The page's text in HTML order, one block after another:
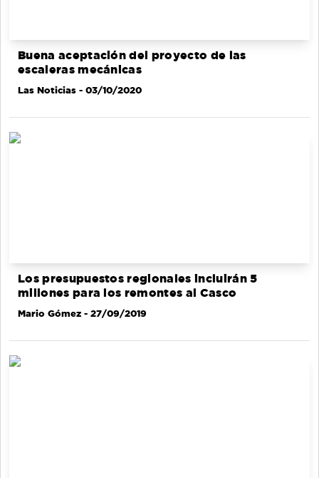
Buena aceptación del proyecto de las
escaleras mecánicas
Las Noticias - 03/10/2020
Los presupuestos regionales incluirán 5
millones para los remontes al Casco
Mario Gómez - 27/09/2019